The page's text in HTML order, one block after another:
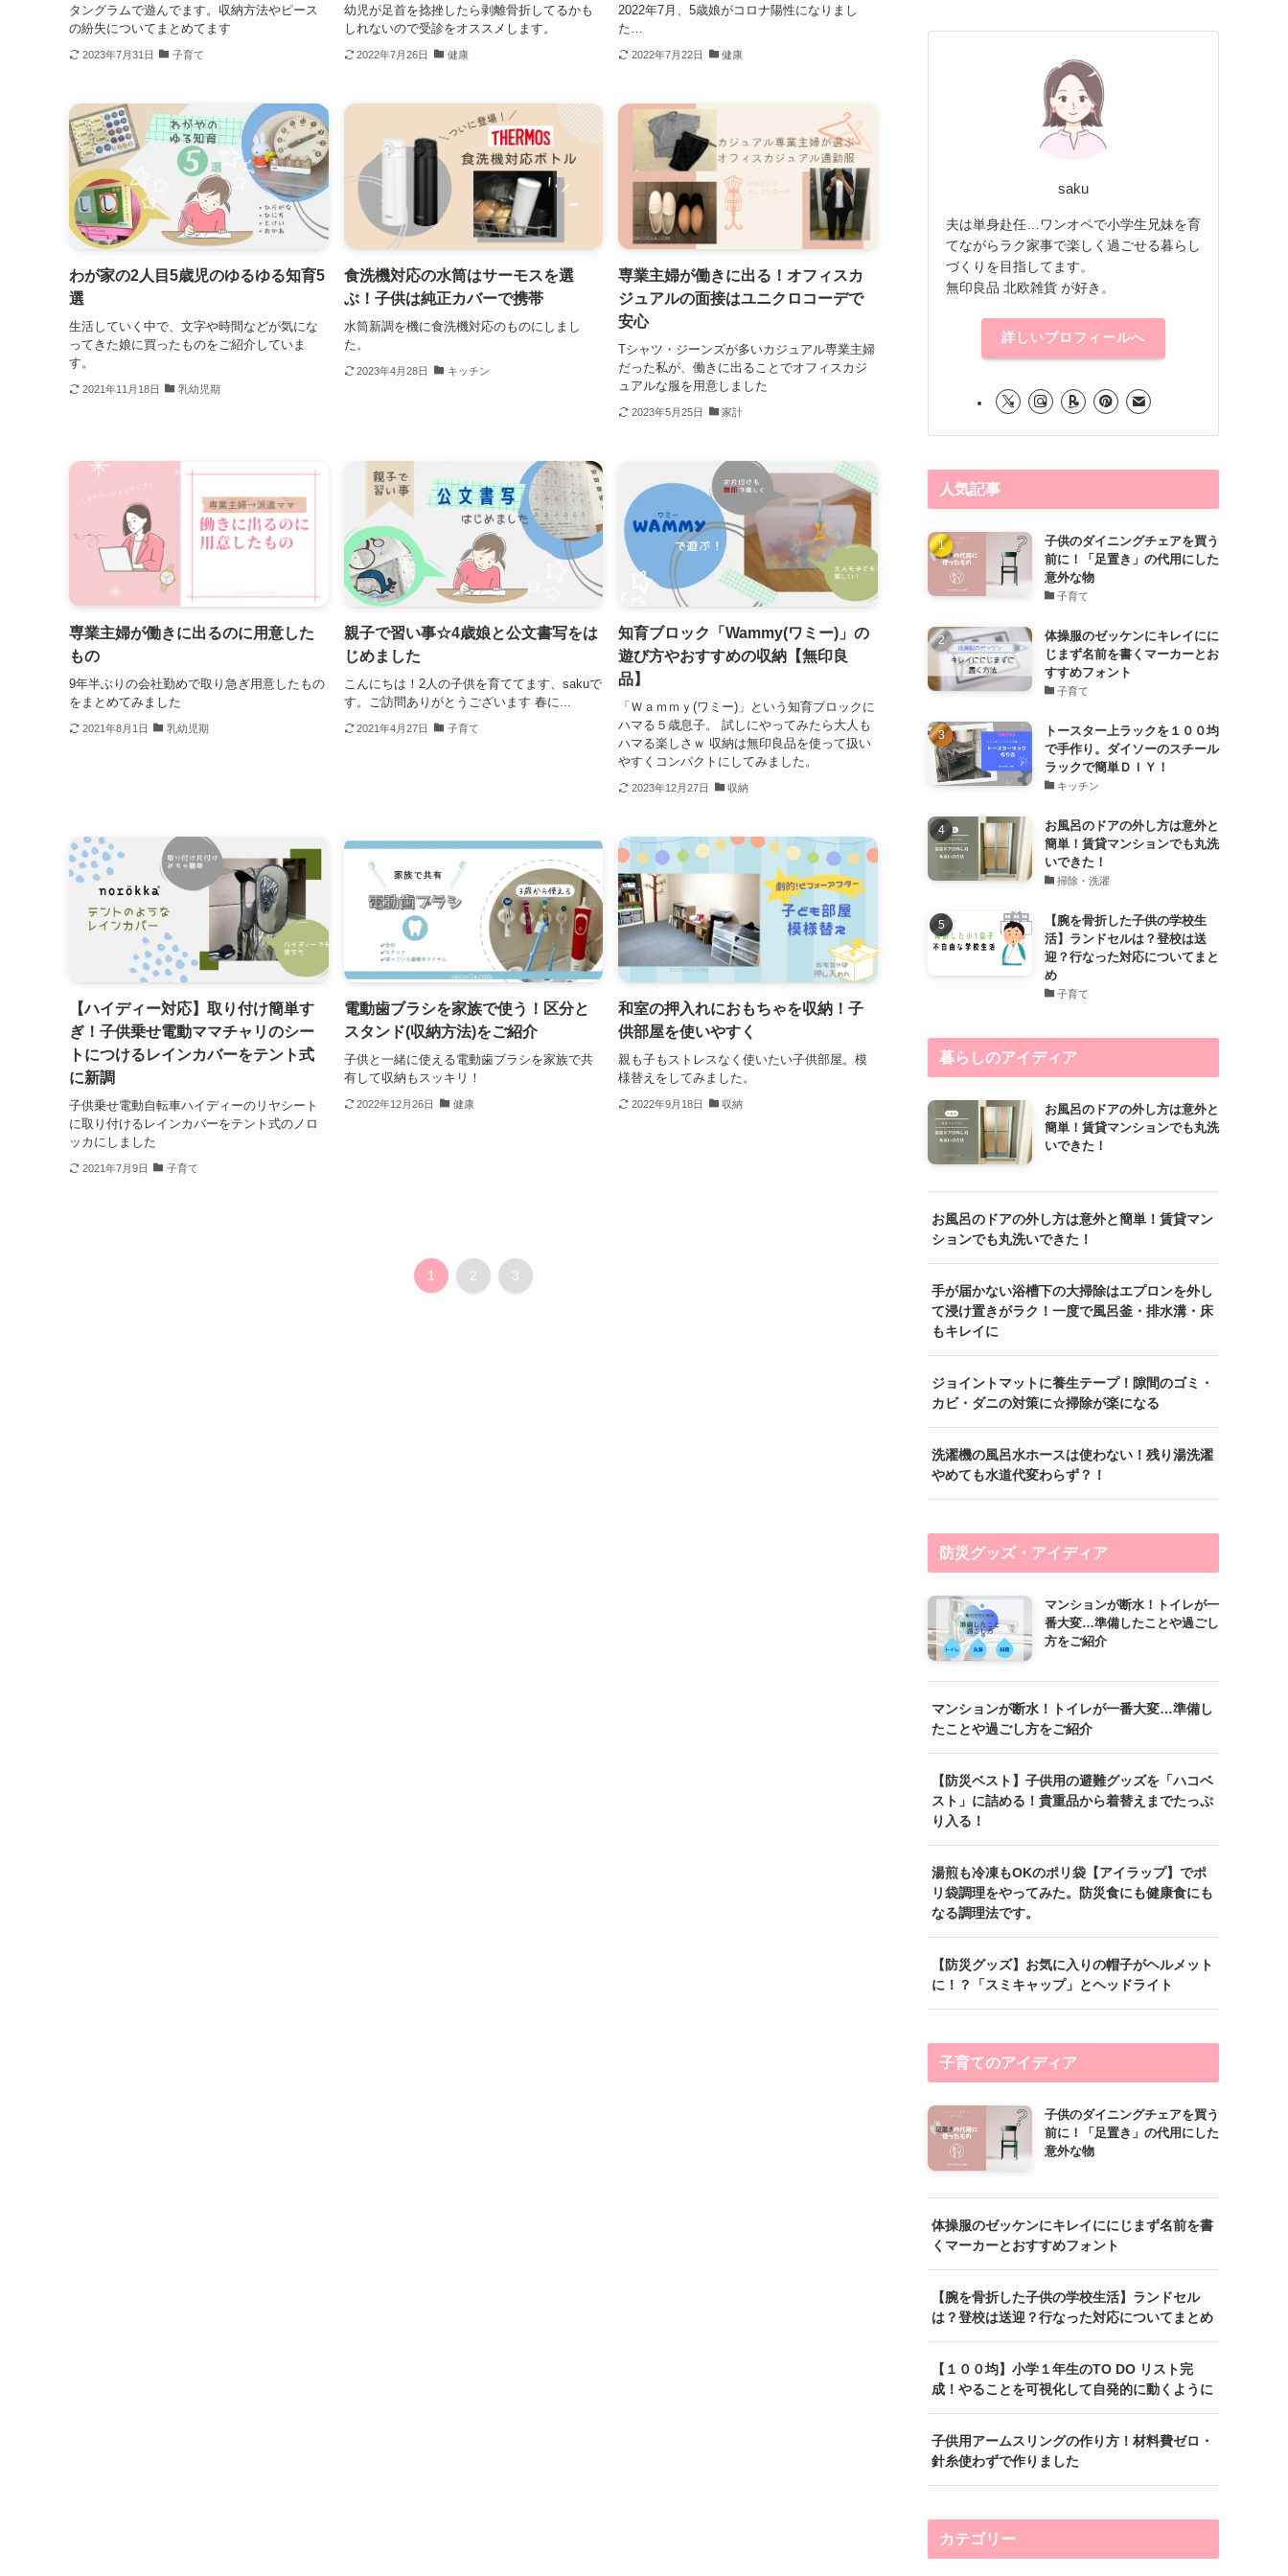
タングラムで遊んでます。収納方法やピース
の紛失についてまとめてます
2023年7月31日 子育て
幼児が足首を捻挫したら剥離骨折してるかも
しれないので受診をオススメします。
2022年7月26日 健康
2022年7月、5歳娘がコロナ陽性になりまし
た…
2022年7月22日 健康
わが家の2人目5歳児のゆるゆる知育5
選
生活していく中で、文字や時間などが気にな
ってきた娘に買ったものをご紹介していま
す。
2021年11月18日 乳幼児期
食洗機対応の水筒はサーモスを選
ぶ！子供は純正カバーで携帯
水筒新調を機に食洗機対応のものにしまし
た。
2023年4月28日 キッチン
専業主婦が働きに出る！オフィスカ
ジュアルの面接はユニクロコーデで
安心
Tシャツ・ジーンズが多いカジュアル専業主婦
だった私が、働きに出ることでオフィスカジ
ュアルな服を用意しました
2023年5月25日 家計
専業主婦が働きに出るのに用意した
もの
9年半ぶりの会社勤めで取り急ぎ用意したもの
をまとめてみました
2021年8月1日 乳幼児期
親子で習い事☆4歳娘と公文書写をは
じめました
こんにちは！2人の子供を育ててます、sakuで
す。ご訪問ありがとうございます 春に...
2021年4月27日 子育て
知育ブロック「Wammy(ワミー)」の
遊び方やおすすめの収納【無印良
品】
「Ｗａｍｍｙ(ワミー)」という知育ブロックに
ハマる５歳息子。 試しにやってみたら大人も
ハマる楽しさｗ 収納は無印良品を使って扱い
やすくコンパクトにしてみました。
2023年12月27日 収納
【ハイディー対応】取り付け簡単す
ぎ！子供乗せ電動ママチャリのシー
トにつけるレインカバーをテント式
に新調
子供乗せ電動自転車ハイディーのリヤシート
に取り付けるレインカバーをテント式のノロ
ッカにしました
2021年7月9日 子育て
電動歯ブラシを家族で使う！区分と
スタンド(収納方法)をご紹介
子供と一緒に使える電動歯ブラシを家族で共
有して収納もスッキリ！
2022年12月26日 健康
和室の押入れにおもちゃを収納！子
供部屋を使いやすく
親も子もストレスなく使いたい子供部屋。模
様替えをしてみました。
2022年9月18日 収納
1 2 3
saku
夫は単身赴任…ワンオペで小学生兄妹を育
てながらラク家事で楽しく過ごせる暮らし
づくりを目指してます。
無印良品 北欧雑貨 が好き。
詳しいプロフィールへ
人気記事
子供のダイニングチェアを買う
前に！「足置き」の代用にした
意外な物
子育て
体操服のゼッケンにキレイにに
じまず名前を書くマーカーとお
すすめフォント
子育て
トースター上ラックを１００均
で手作り。ダイソーのスチール
ラックで簡単ＤＩＹ！
キッチン
お風呂のドアの外し方は意外と
簡単！賃貸マンションでも丸洗
いできた！
掃除・洗濯
【腕を骨折した子供の学校生
活】ランドセルは？登校は送
迎？行なった対応についてまと
め
子育て
暮らしのアイディア
お風呂のドアの外し方は意外と
簡単！賃貸マンションでも丸洗
いできた！
お風呂のドアの外し方は意外と簡単！賃貸マン
ションでも丸洗いできた！
手が届かない浴槽下の大掃除はエプロンを外し
て浸け置きがラク！一度で風呂釜・排水溝・床
もキレイに
ジョイントマットに養生テープ！隙間のゴミ・
カビ・ダニの対策に☆掃除が楽になる
洗濯機の風呂水ホースは使わない！残り湯洗濯
やめても水道代変わらず？！
防災グッズ・アイディア
マンションが断水！トイレが一
番大変…準備したことや過ごし
方をご紹介
マンションが断水！トイレが一番大変…準備し
たことや過ごし方をご紹介
【防災ベスト】子供用の避難グッズを「ハコベ
スト」に詰める！貴重品から着替えまでたっぷ
り入る！
湯煎も冷凍もOKのポリ袋【アイラップ】でポ
リ袋調理をやってみた。防災食にも健康食にも
なる調理法です。
【防災グッズ】お気に入りの帽子がヘルメット
に！？「スミキャップ」とヘッドライト
子育てのアイディア
子供のダイニングチェアを買う
前に！「足置き」の代用にした
意外な物
体操服のゼッケンにキレイににじまず名前を書
くマーカーとおすすめフォント
【腕を骨折した子供の学校生活】ランドセル
は？登校は送迎？行なった対応についてまとめ
【１００均】小学１年生のTO DO リスト完
成！やることを可視化して自発的に動くように
子供用アームスリングの作り方！材料費ゼロ・
針糸使わずで作りました
カテゴリー